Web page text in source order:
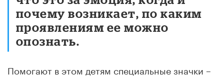
почему возникает, по каким
проявлениям ее можно
опознать.
Помогают в этом детям специальные значки –